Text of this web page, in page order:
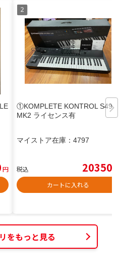
円
①KOMPLETE KONTROL S49
MK2 ライセンス有
マイストア在庫： 4797
税込 20350
カートに入れる
をもっと見る